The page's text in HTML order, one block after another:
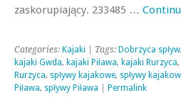
zaskorupiający. 233485 …
Categories: Kajaki | Tags: Dobrzyca spływ,
kajaki Gwda, kajaki Piława, kajaki Rurzyca,
Rurzyca, spływy kajakowe, spływy
Piława, spływy Piława Permalink